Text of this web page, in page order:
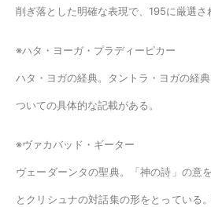
削ぎ落とした明確な表現で、195に厳選さ
※ハタ・ヨーガ・プラディーピカー
ハタ・ヨガの経典。タントラ・ヨガの経
ついての具体的な記載がある。
※ヴァカバッド・ギーター
ヴェーダーンタの聖典。「神の詩」の意
とクリシュナの対話集の形をとっている